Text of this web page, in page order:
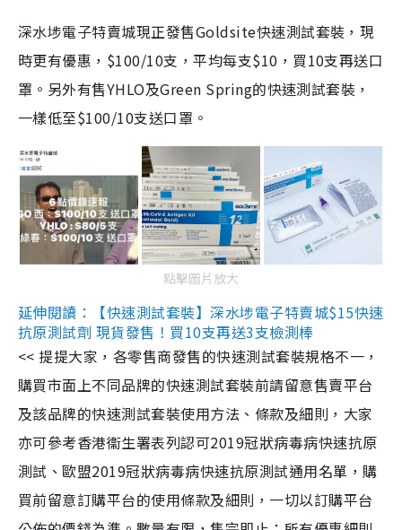
深水埗電子特賣城現正發售Goldsite快速測試套裝，現
時更有優惠，$100/10支，平均每支$10，買10支再送口
罩。另外有售YHLO及Green Spring的快速測試套裝，
一樣低至$100/10支送口罩。
點擊圖片放大
延伸閱讀：【快速測試套裝】深水埗電子特賣城$15快速
抗原測試劑 現貨發售！買10支再送3支檢測棒
<< 提提大家，各零售商發售的快速測試套裝規格不一，
購買市面上不同品牌的快速測試套裝前請留意售賣平台
及該品牌的快速測試套裝使用方法、條款及細則，大家
亦可參考香港衞生署表列認可2019冠狀病毒病快速抗原
測試、歐盟2019冠狀病毒病快速抗原測試通用名單，購
買前留意訂購平台的使用條款及細則，一切以訂購平台